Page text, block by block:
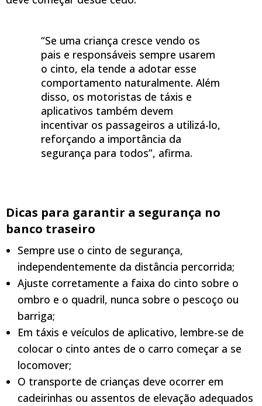
“Se uma criança cresce vendo os
pais e responsáveis sempre usarem
o cinto, ela tende a adotar esse
comportamento naturalmente. Além
disso, os motoristas de táxis e
aplicativos também devem
incentivar os passageiros a utilizá-lo,
reforçando a importância da
segurança para todos”, afirma.
Dicas para garantir a segurança no
banco traseiro
Sempre use o cinto de segurança,
independentemente da distância percorrida;
Ajuste corretamente a faixa do cinto sobre o
ombro e o quadril, nunca sobre o pescoço ou
barriga;
Em táxis e veículos de aplicativo, lembre-se de
colocar o cinto antes de o carro começar a se
locomover;
O transporte de crianças deve ocorrer em
cadeirinhas ou assentos de elevação adequados